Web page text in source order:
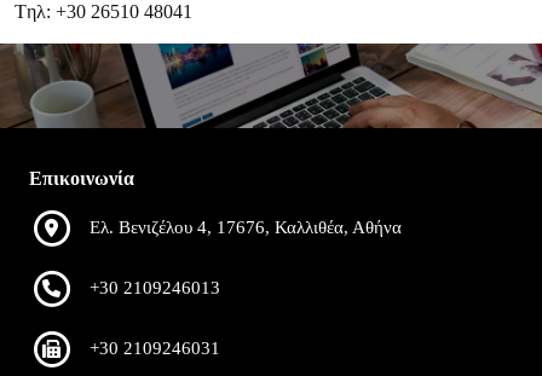
Tηλ: +30 26510 48041
Επικοινωνία
Ελ. Βενιζέλου 4, 17676, Καλλιθέα, Αθήνα
+30 2109246013
+30 2109246031